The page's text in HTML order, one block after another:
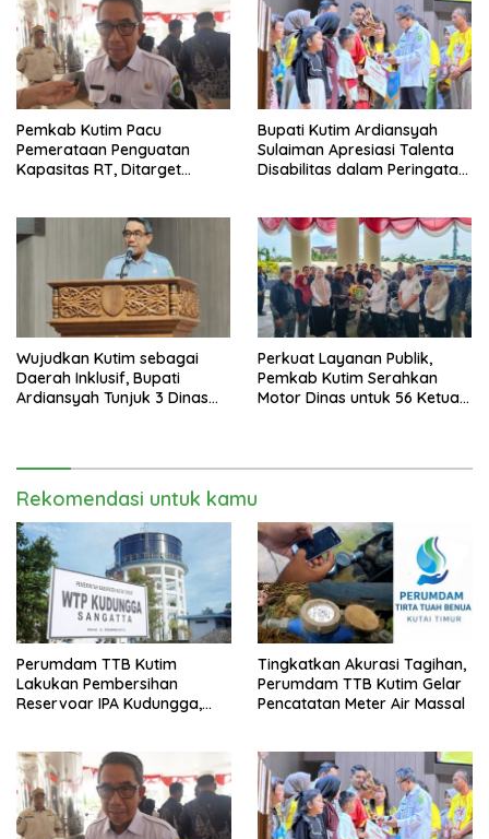
Pemkab Kutim Pacu
Pemerataan Penguatan
Kapasitas RT, Ditarget
Bupati Kutim Ardiansyah
Sulaiman Apresiasi Talenta
Disabilitas dalam Peringatan
Wujudkan Kutim sebagai
Daerah Inklusif, Bupati
Ardiansyah Tunjuk 3 Dinas
Perkuat Layanan Publik,
Pemkab Kutim Serahkan
Motor Dinas untuk 56 Ketua
Rekomendasi untuk kamu
Perumdam TTB Kutim
Lakukan Pembersihan
Reservoar IPA Kudungga,
Tingkatkan Akurasi Tagihan,
Perumdam TTB Kutim Gelar
Pencatatan Meter Air Massal